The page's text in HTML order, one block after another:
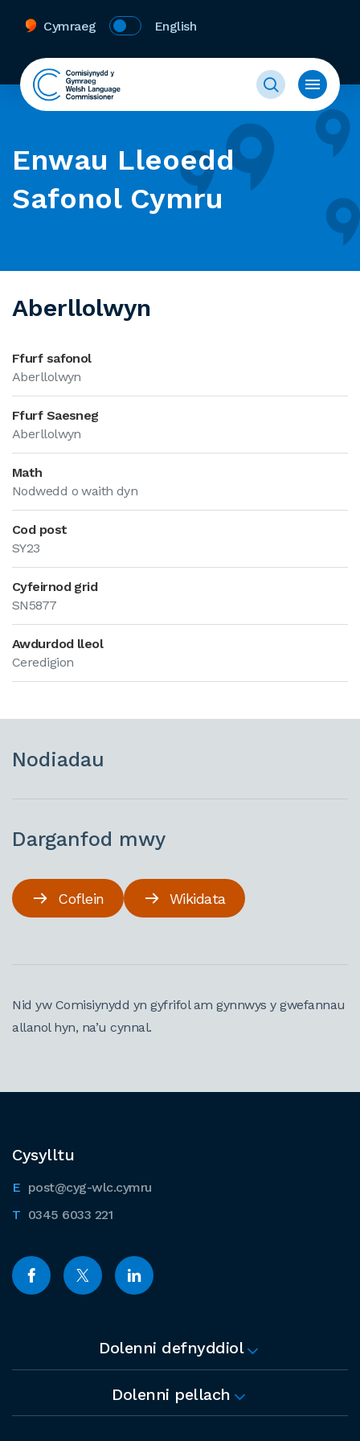
Cymraeg English
Enwau Lleoedd
Safonol Cymru
Aberllolwyn
Ffurf safonol
Aberllolwyn
Ffurf Saesneg
Aberllolwyn
Math
Nodwedd o waith dyn
Cod post
SY23
Cyfeirnod grid
SN5877
Awdurdod lleol
Ceredigion
Nodiadau
Darganfod mwy
Coflein Wikidata
Nid yw Comisiynydd yn gyfrifol am gynnwys y gwefannau
allanol hyn, na’u cynnal.
Cysylltu
post@cyg-wlc.cymru
0345 6033 221
Dolenni defnyddiol
Dolenni pellach